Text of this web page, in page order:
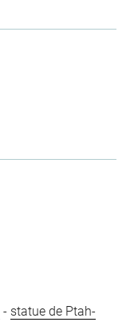
- statue de Ptah-